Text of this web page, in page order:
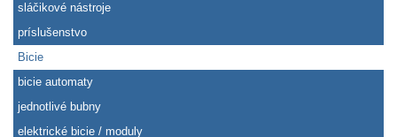
sláčikové nástroje
príslušenstvo
Bicie
bicie automaty
jednotlivé bubny
elektrické bicie / moduly